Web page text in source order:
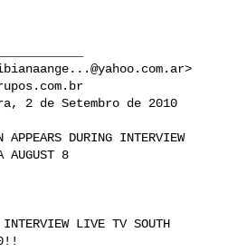
>
2 de Setembro de 2010
DURING INTERVIEW
AUGUST 8
LIVE TV SOUTH